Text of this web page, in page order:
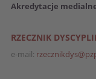
Akredytacje
RZECZNIK
e-mail: